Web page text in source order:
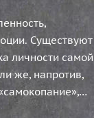
Существуют
личности самой
же, напротив,
мысли о